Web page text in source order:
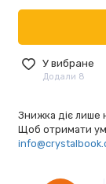
У вибране
Додали 8
Знижка діє лише
Щоб отримати